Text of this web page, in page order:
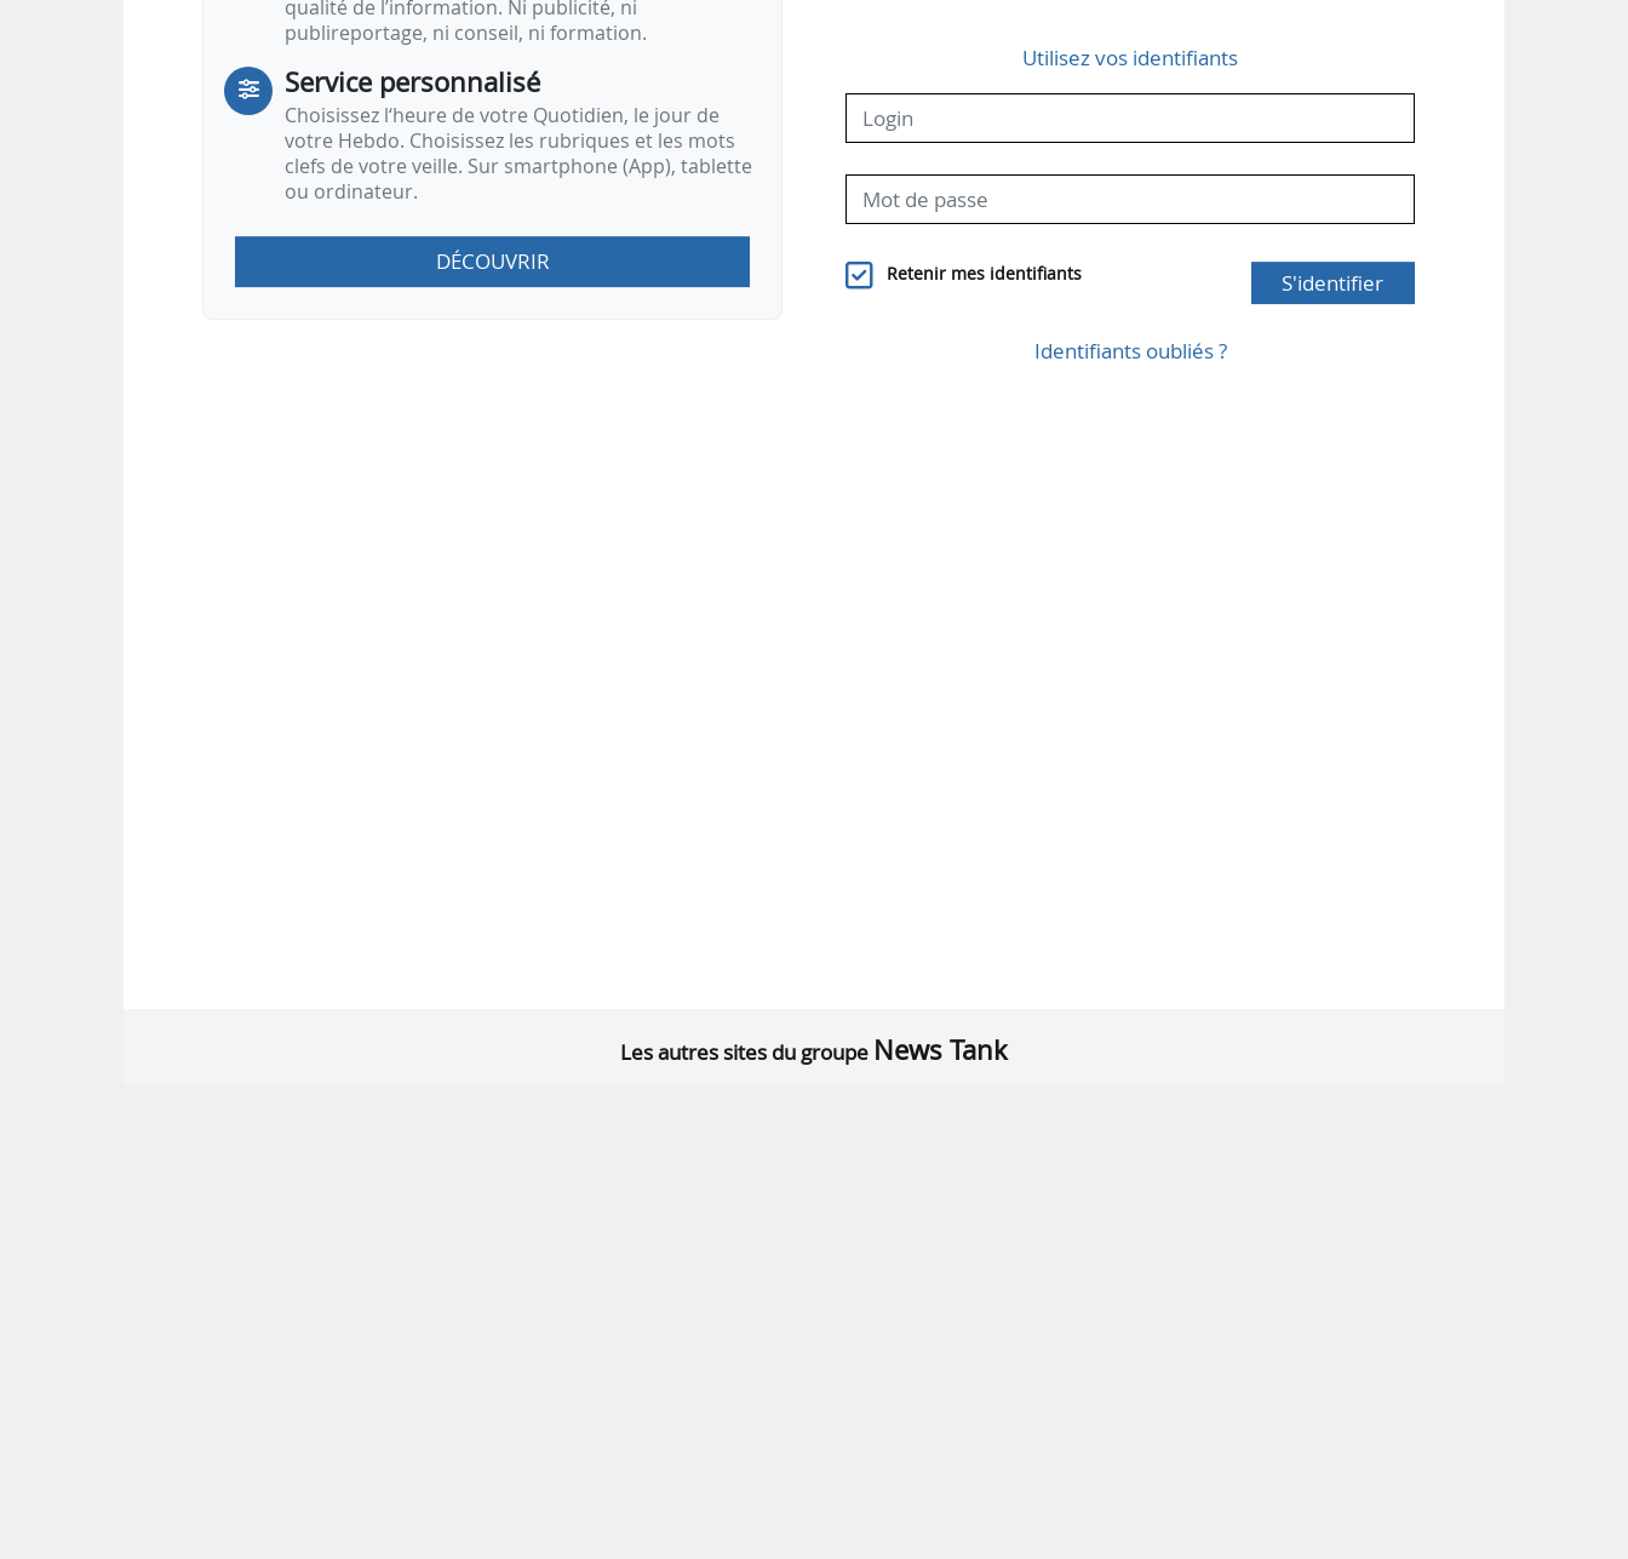
qualité de l’information. Ni publicité, ni
publireportage, ni conseil, ni formation.
Service personnalisé
Choisissez l‘heure de votre Quotidien, le jour de
votre Hebdo. Choisissez les rubriques et les mots
clefs de votre veille. Sur smartphone (App), tablette
ou ordinateur.
DÉCOUVRIR
Utilisez vos identifiants
Retenir mes identifiants S'identifier
Identifiants oubliés ?
Les autres sites du groupe News Tank